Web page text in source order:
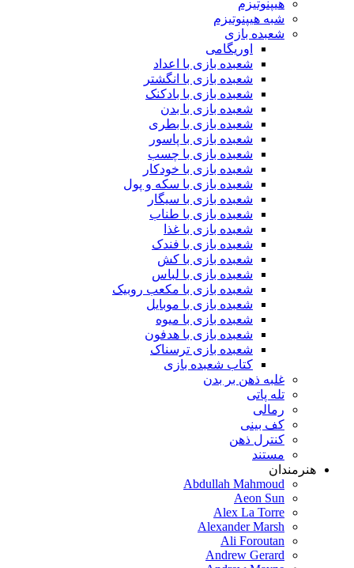
هیپنوتیزم
شبه هیپنوتیزم
شعبده بازی
اوریگامی
شعبده بازی با اعداد
شعبده بازی با انگشتر
شعبده بازی با بادکنک
شعبده بازی با بدن
شعبده بازی با بطری
شعبده بازی با پاسور
شعبده بازی با چسب
شعبده بازی با خودکار
شعبده بازی با سکه و پول
شعبده بازی با سیگار
شعبده بازی با طناب
شعبده بازی با غذا
شعبده بازی با فندک
شعبده بازی با کش
شعبده بازی با لباس
شعبده بازی با مکعب روبیک
شعبده بازی با موبایل
شعبده بازی با میوه
شعبده بازی با هدفون
شعبده بازی ترسناک
کتاب شعبده بازی
غلبه ذهن بر بدن
تله پاتی
رمالی
کف بینی
کنترل ذهن
مستند
هنرمندان
Abdullah Mahmoud
Aeon Sun
Alex La Torre
Alexander Marsh
Ali Foroutan
Andrew Gerard